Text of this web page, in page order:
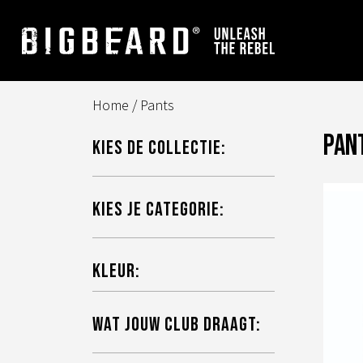
content
Home / Pants
Kies de collectie:
Kies je categorie:
Kleur:
Wat jouw club draagt: